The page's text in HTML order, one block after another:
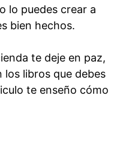
lo puedes crear a
bien hechos.
te deje en paz,
libros que debes
te enseño cómo